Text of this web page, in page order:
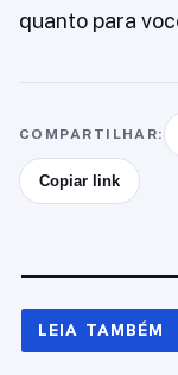
quanto para
COMPARTILHAR:
Copiar link
LEIA TAMBÉM